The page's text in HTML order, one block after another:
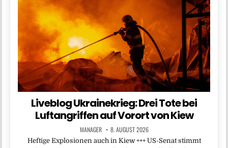
Liveblog Ukrainekrieg: Drei Tote bei
Luftangriffen auf Vorort von Kiew
MANAGER 8. AUGUST 2026
Heftige Explosionen auch in Kiew +++ US-Senat stimmt